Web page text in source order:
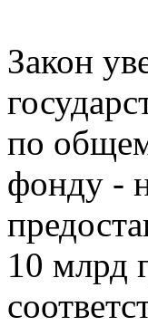
Закон
по
фонду -
10 млрд